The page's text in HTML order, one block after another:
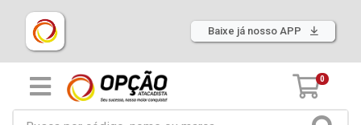
Baixe já nosso APP
0